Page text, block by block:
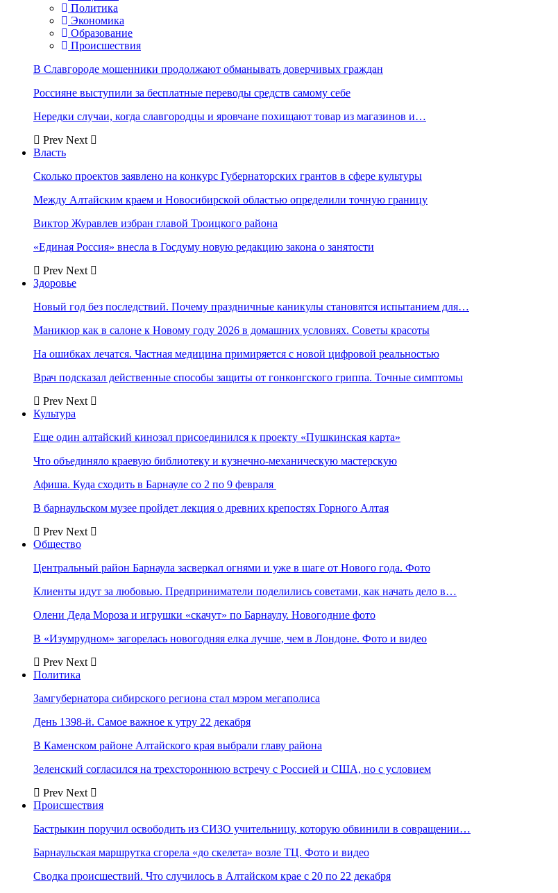
Политика
Экономика
Образование
Происшествия
В Славгороде мошенники продолжают обманывать доверчивых граждан
Россияне выступили за бесплатные переводы средств самому себе
Нередки случаи, когда славгородцы и яровчане похищают товар из магазинов и…
Prev Next
Власть
Сколько проектов заявлено на конкурс Губернаторских грантов в сфере культуры
Между Алтайским краем и Новосибирской областью определили точную границу
Виктор Журавлев избран главой Троицкого района
«Единая Россия» внесла в Госдуму новую редакцию закона о занятости
Prev Next
Здоровье
Новый год без последствий. Почему праздничные каникулы становятся испытанием для…
Маникюр как в салоне к Новому году 2026 в домашних условиях. Советы красоты
На ошибках лечатся. Частная медицина примиряется с новой цифровой реальностью
Врач подсказал действенные способы защиты от гонконгского гриппа. Точные симптомы
Prev Next
Культура
Еще один алтайский кинозал присоединился к проекту «Пушкинская карта»
Что объединяло краевую библиотеку и кузнечно-механическую мастерскую
Афиша. Куда сходить в Барнауле со 2 по 9 февраля
В барнаульском музее пройдет лекция о древних крепостях Горного Алтая
Prev Next
Общество
Центральный район Барнаула засверкал огнями и уже в шаге от Нового года. Фото
Клиенты идут за любовью. Предприниматели поделились советами, как начать дело в…
Олени Деда Мороза и игрушки «скачут» по Барнаулу. Новогодние фото
В «Изумрудном» загорелась новогодняя елка лучше, чем в Лондоне. Фото и видео
Prev Next
Политика
Замгубернатора сибирского региона стал мэром мегаполиса
День 1398-й. Самое важное к утру 22 декабря
В Каменском районе Алтайского края выбрали главу района
Зеленский согласился на трехстороннюю встречу с Россией и США, но с условием
Prev Next
Происшествия
Бастрыкин поручил освободить из СИЗО учительницу, которую обвинили в совращении…
Барнаульская маршрутка сгорела «до скелета» возле ТЦ. Фото и видео
Сводка происшествий. Что случилось в Алтайском крае с 20 по 22 декабря